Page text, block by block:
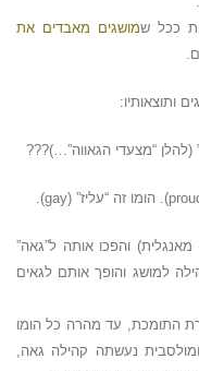
ככל שמושגים מאבדים את
ותוצאותיו:
“מצעדי הגאווה”…)???
הומו זה “עליז” (gay).
והפכו אותה ל”גאה”
למושג והופך אותם לגאים
התומכת, עד מהרה כל הומו
נעשתה קהילה גאה,